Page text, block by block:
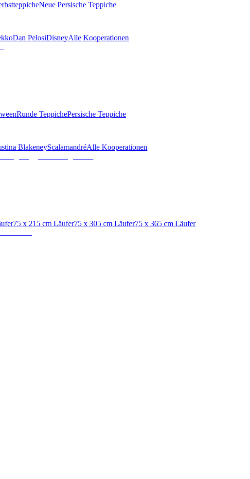
Neue Persische Teppiche
Dan PelosiDisneyAlle Kooperationen
Runde TeppichePersische Teppiche
BlakeneyScalamandréAlle Kooperationen
75 x 215 cm Läufer75 x 305 cm Läufer75 x 365 cm Läufer